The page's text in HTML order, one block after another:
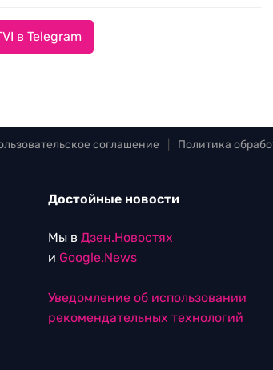
в Telegram
соглашение Политика
Достойные новости
Мы в Дзен.Новостях
и Google.News
Уведомление об использовании
рекомендательных технологий